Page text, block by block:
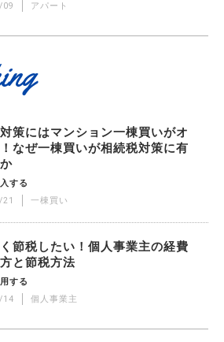
アパート
策にはマンション一棟買いがオ
なぜ一棟買いが相続税対策に有
する
一棟買い
節税したい！個人事業主の経費
と節税方法
する
14 個人事業主